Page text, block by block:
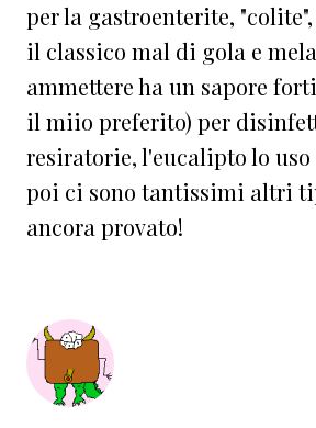
per la gastroenterite,
il classico mal di gola e
ammettere ha un sapore
il miio preferito) per
resiratorie, l'eucalipto lo uso
poi ci sono tantissimi altri
ancora provato!